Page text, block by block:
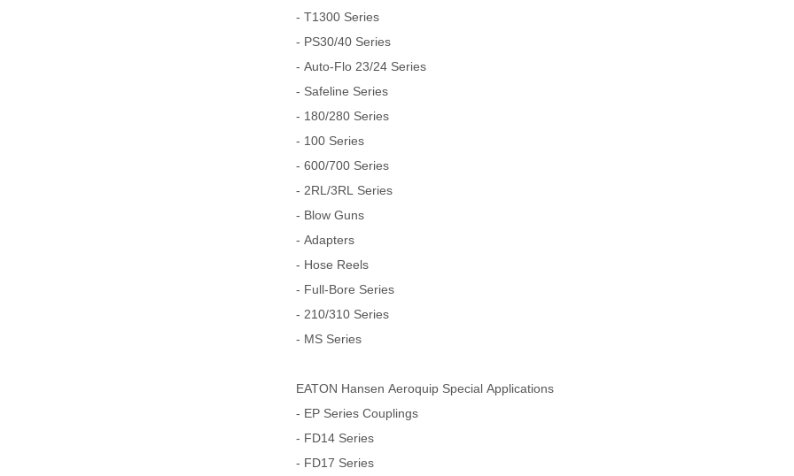
- T1300 Series
- PS30/40 Series
- Auto-Flo 23/24 Series
- Safeline Series
- 180/280 Series
- 100 Series
- 600/700 Series
- 2RL/3RL Series
- Blow Guns
- Adapters
- Hose Reels
- Full-Bore Series
- 210/310 Series
- MS Series
EATON Hansen Aeroquip Special Applications
- EP Series Couplings
- FD14 Series
- FD17 Series